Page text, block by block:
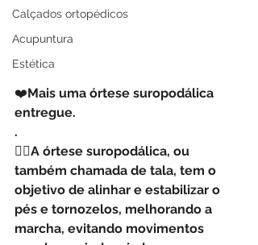
Calçados ortopédicos
Acupuntura
Estética
❤️Mais uma órtese suropodálica
entregue.
.
🧍‍♀️A órtese suropodálica, ou
também chamada de tala, tem o
objetivo de alinhar e estabilizar o
pés e tornozelos, melhorando a
marcha, evitando movimentos